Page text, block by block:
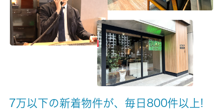
保険名/保険期間
-/2年
Casa 保証料 【居住用】初回：総賃料５０％ 月額：総賃料１．
7万以下の新着物件が、毎日800件以上!